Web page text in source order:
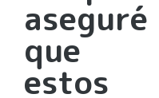
aseguré
que
estos